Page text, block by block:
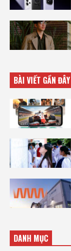
BÀI VIẾT GẦN ĐÂY
DANH MỤC